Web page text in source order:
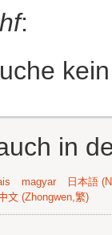
:
in
magyar
日本語
文 (Zhongwen,繁)